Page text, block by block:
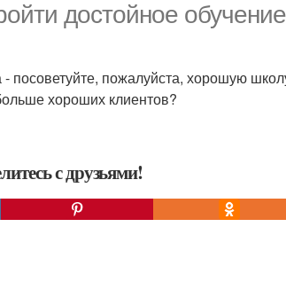
достойное
- посоветуйте, пожалуйста, хорошую
хороших клиентов?
с друзьями!